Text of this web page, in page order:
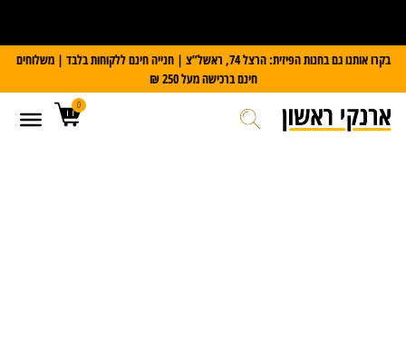
על כל מזוודת Slazenger קבלו משקל דיגיטלי במתנה
בקרו אותנו גם בחנות הפיזית: הרצל 74, ראשל”צ | חנייה חינם ללקוחות בלבד | משלוחים
חינם ברכישה מעל 250 ₪
0